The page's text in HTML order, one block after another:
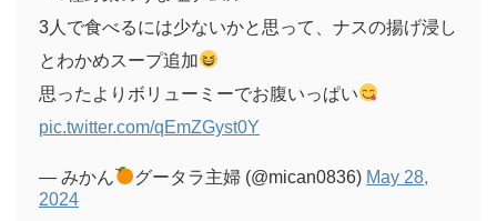
3人で食べるには少ないかと思って、ナスの揚げ浸し
とわかめスープ追加
思ったよりボリューミーでお腹いっぱい
pic.twitter.com/qEmZGyst0Y
— みかん グータラ主婦 (@mican0836) May 28,
2024